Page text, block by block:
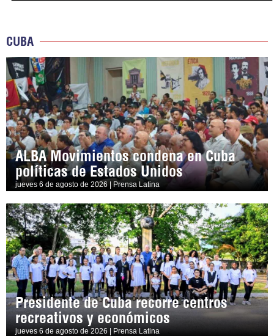
CUBA
ALBA Movimientos condena en Cuba
políticas de Estados Unidos
jueves 6 de agosto de 2026 | Prensa Latina
Presidente de Cuba recorre centros
recreativos y económicos
jueves 6 de agosto de 2026 | Prensa Latina